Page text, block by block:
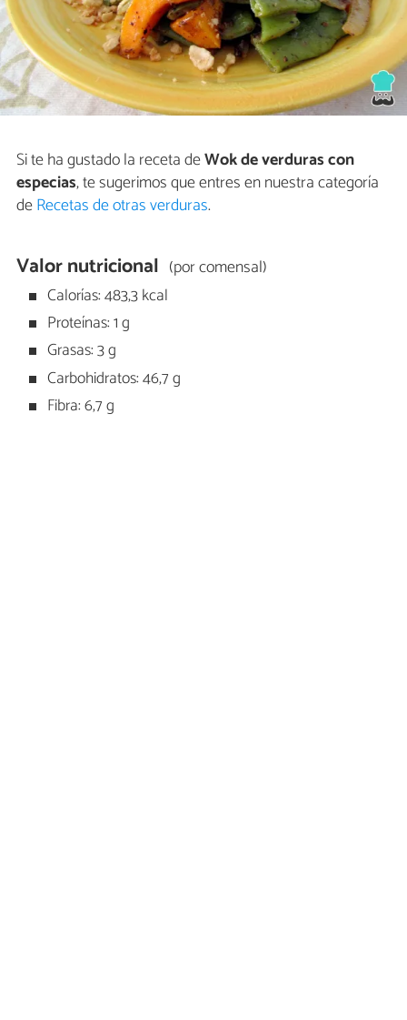
Si te ha gustado la receta deWok de verduras con
especias, te sugerimos que entres en nuestra categoría
deRecetas de otras verduras.
Valor nutricional (por comensal)
Calorías: 483,3 kcal
Proteínas: 1 g
Grasas: 3 g
Carbohidratos: 46,7 g
Fibra: 6,7 g